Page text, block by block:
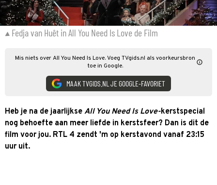
Fedja van Huêt in All You Need Is Love de Film
Mis niets over All You Need Is Love. Voeg TVgids.nl als voorkeursbron
toe in Google.
MAAK TVGIDS.NL JE GOOGLE-FAVORIET
Heb je na de jaarlijkse All You Need Is Love-kerstspecial
nog behoefte aan meer liefde in kerstsfeer? Dan is dit de
film voor jou. RTL 4 zendt 'm op kerstavond vanaf 23:15
uur uit.